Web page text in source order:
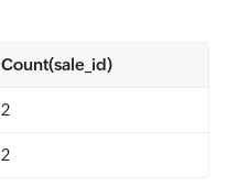
Count(sale_id)
2
2